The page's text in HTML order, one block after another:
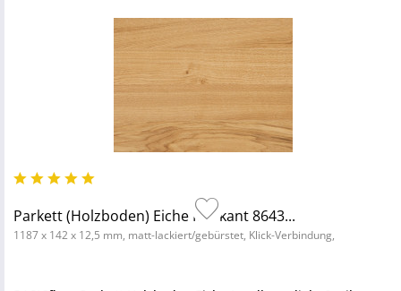
Parkett (Holzboden) Eiche Markant 8643...
1187 x 142 x 12,5 mm, matt-lackiert/gebürstet, Klick-Verbindung,